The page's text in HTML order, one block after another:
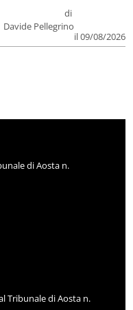
di
Davide Pellegrino
il 09/08/2026
di Aosta n.
Tribunale di Aosta n.